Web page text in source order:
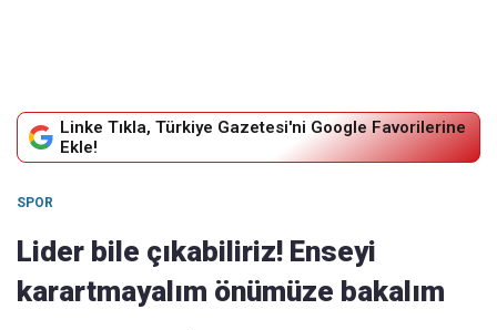
Linke Tıkla, Türkiye Gazetesi'ni Google Favorilerine
Ekle!
SPOR
Lider bile çıkabiliriz! Enseyi
karartmayalım önümüze bakalım